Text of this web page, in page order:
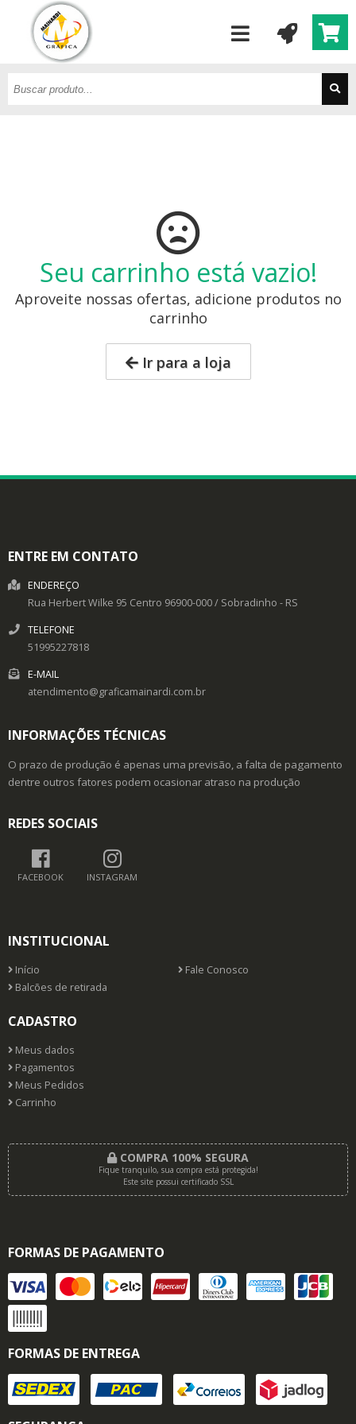
Seu carrinho está vazio!
Aproveite nossas ofertas, adicione produtos no
carrinho
Ir para a loja
ENTRE EM CONTATO
ENDEREÇO
Rua Herbert Wilke 95 Centro 96900-000/ Sobradinho - RS
TELEFONE
51995227818
E-MAIL
atendimento@graficamainardi.com.br
INFORMAÇÕES TÉCNICAS
O prazo de produção é apenas uma previsão, a falta de pagamento
dentre outros fatores podem ocasionar atraso na produção
REDES SOCIAIS
FACEBOOK INSTAGRAM
INSTITUCIONAL
Início
Fale Conosco
Balcões de retirada
CADASTRO
Meus dados
Pagamentos
Meus Pedidos
Carrinho
COMPRA 100% SEGURA
Fique tranquilo, sua compra está protegida!
Este site possui certificado SSL
FORMAS DE PAGAMENTO
FORMAS DE ENTREGA